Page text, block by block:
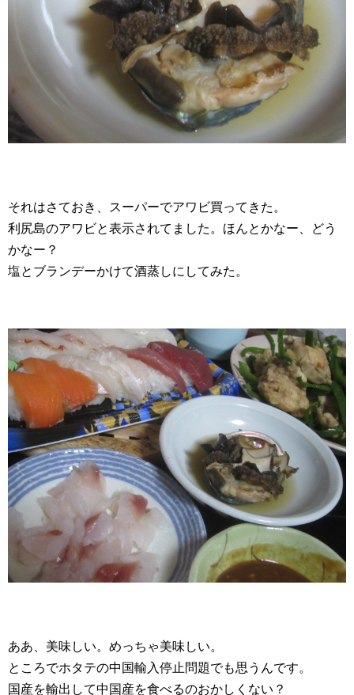
それはさておき、スーパーでアワビ買ってきた。
利尻島のアワビと表示されてました。ほんとかなー、どう
かなー？
塩とブランデーかけて酒蒸しにしてみた。
ああ、美味しい。めっちゃ美味しい。
ところでホタテの中国輸入停止問題でも思うんです。
国産を輸出して中国産を食べるのおかしくない？